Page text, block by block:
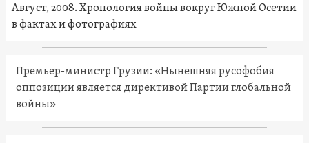
Август, 2008. Хронология войны вокруг Южной Осетии
в фактах и фотографиях
Премьер-министр Грузии: «Нынешняя русофобия
оппозиции является директивой Партии глобальной
войны»